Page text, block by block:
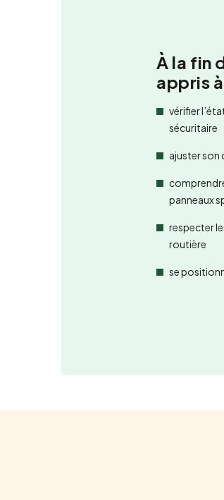
À la fin
appris
vérifier
sécuritaire
ajuster son
panneaux
respecter
routière
se